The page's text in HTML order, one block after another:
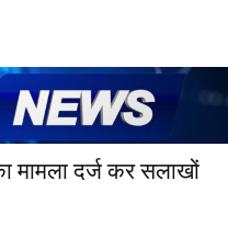
मामला दर्ज कर सलाखों